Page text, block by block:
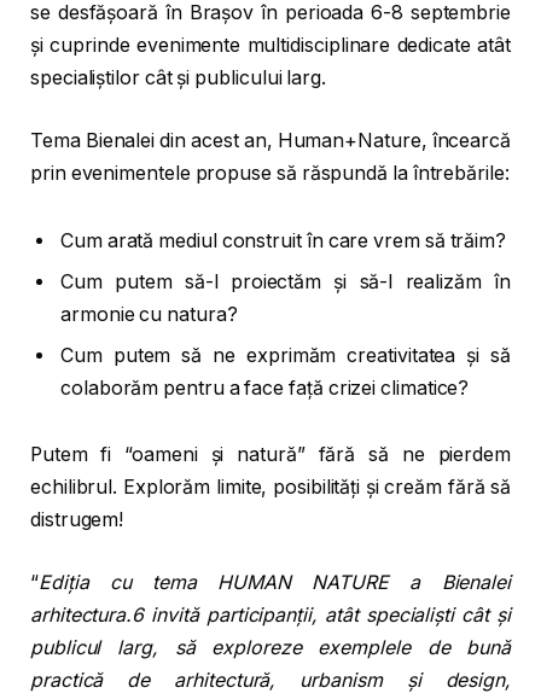
se desfășoară în Brașov în perioada 6-8 septembrie
și cuprinde evenimente multidisciplinare dedicate atât
specialiștilor cât și publicului larg.
Tema Bienalei din acest an, Human+Nature, încearcă
prin evenimentele propuse să răspundă la întrebările:
Cum arată mediul construit în care vrem să trăim?
Cum putem să-l proiectăm și să-l realizăm în
armonie cu natura?
Cum putem să ne exprimăm creativitatea și să
colaborăm pentru a face față crizei climatice?
Putem fi “oameni și natură” fără să ne pierdem
echilibrul. Explorăm limite, posibilități și creăm fără să
distrugem!
“Ediția cu tema HUMAN NATURE a Bienalei
arhitectura.6 invită participanții, atât specialiști cât și
publicul larg, să exploreze exemplele de bună
practică de arhitectură, urbanism și design,